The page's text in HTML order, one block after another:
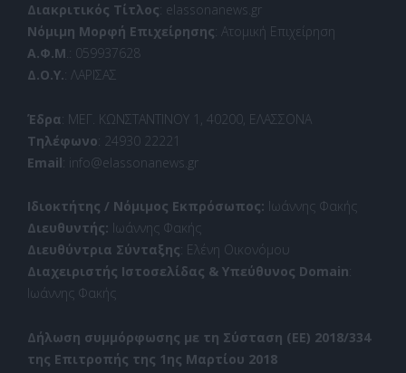
Διακριτικός Τίτλος: elassonanews.gr
Νόμιμη Μορφή Επιχείρησης: Ατομική Επιχείρηση
Α.Φ.Μ.: 059937628
Δ.Ο.Υ.: ΛΑΡΙΣΑΣ
Έδρα: ΜΕΓ. ΚΩΝΣΤΑΝΤΙΝΟΥ 1, 40200, ΕΛΑΣΣΟΝΑ
Τηλέφωνο: 24930 22221
Email: info@elassonanews.gr
Ιδιοκτήτης / Νόμιμος Εκπρόσωπος: Ιωάννης Φακής
Διευθυντής: Ιωάννης Φακής
Διευθύντρια Σύνταξης: Ελένη Οικονόμου
Διαχειριστής Ιστοσελίδας & Υπεύθυνος Domain:
Ιωάννης Φακής
Δήλωση συμμόρφωσης με τη Σύσταση (ΕΕ) 2018/334
της Επιτροπής της 1ης Μαρτίου 2018